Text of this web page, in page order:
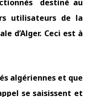
destiné au
utilisateurs de la
d’Alger. Ceci est à
algériennes et que
se saisissent et